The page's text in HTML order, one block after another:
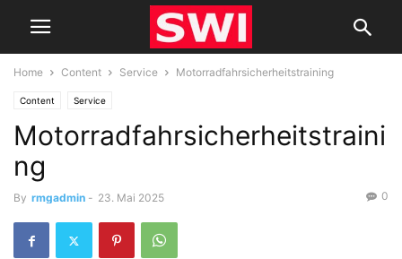
Home Content Service Motorradfahrsicherheitstraining
Content Service
Motorradfahrsicherheitstraini
ng
By rmgadmin - 23. Mai 2025 0